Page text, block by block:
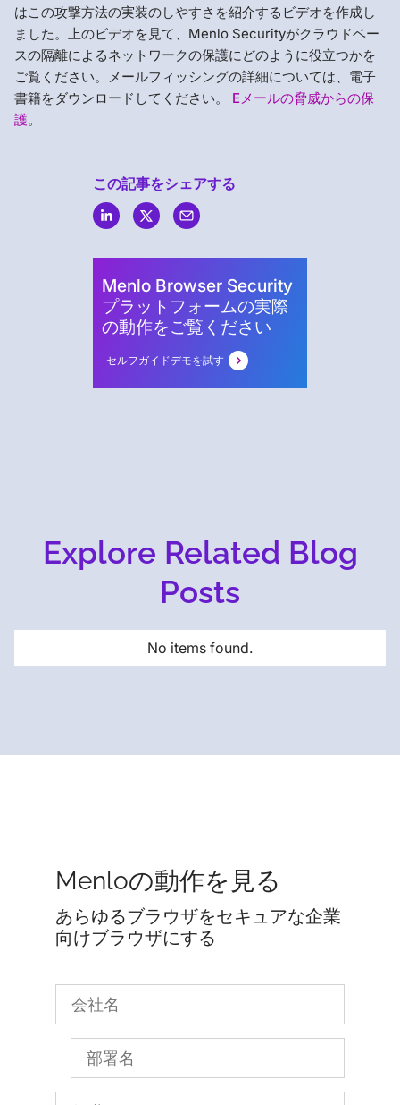
はこの攻撃方法の実装のしやすさを紹介するビデオを作成し
ました。上のビデオを見て、Menlo Securityがクラウドベー
スの隔離によるネットワークの保護にどのように役立つかを
ご覧ください。メールフィッシングの詳細については、電子
書籍をダウンロードしてください。 Eメールの脅威からの保
護。
この記事をシェアする
Menlo Browser Security
プラットフォームの実際
の動作をご覧ください
セルフガイドデモを試す
Explore Related Blog
Posts
No items found.
Menloの動作を見る
あらゆるブラウザをセキュアな企業
向けブラウザにする